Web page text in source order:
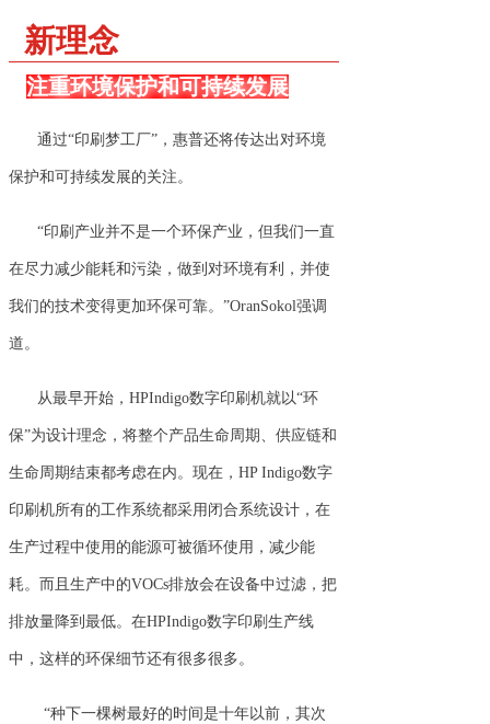
新理念
注重环境保护和可持续发展
通过“印刷梦工厂”，惠普还将传达出对环境
保护和可持续发展的关注。
“印刷产业并不是一个环保产业，但我们一直
在尽力减少能耗和污染，做到对环境有利，并使
我们的技术变得更加环保可靠。”OranSokol强调
道。
从最早开始，HPIndigo数字印刷机就以“环
保”为设计理念，将整个产品生命周期、供应链和
生命周期结束都考虑在内。现在，HP Indigo数字
印刷机所有的工作系统都采用闭合系统设计，在
生产过程中使用的能源可被循环使用，减少能
耗。而且生产中的VOCs排放会在设备中过滤，把
排放量降到最低。在HPIndigo数字印刷生产线
中，这样的环保细节还有很多很多。
“种下一棵树最好的时间是十年以前，其次